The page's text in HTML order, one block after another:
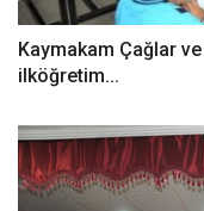
Kaymakam Çağlar ve
ilköğretim...